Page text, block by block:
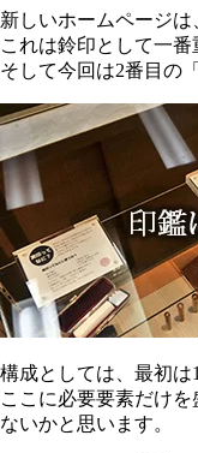
新しいホームページは
これは鈴印として一番
そして今回は2番目の
構成としては、最初は
ここに必要要素だけ
ないかと思います。